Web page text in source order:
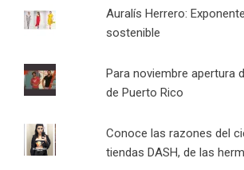
Auralís Herrero:
sostenible
Para noviembre apertura
de Puerto Rico
Conoce las razones del
tiendas DASH, de las